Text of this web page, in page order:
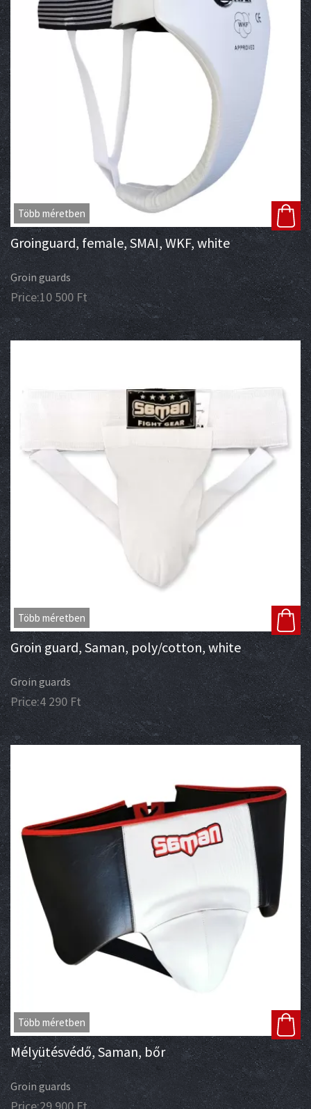
Több méretben
Groinguard, female, SMAI, WKF, white
Groin guards
Price:10 500 Ft
Több méretben
Groin guard, Saman, poly/cotton, white
Groin guards
Price:4 290Ft
Több méretben
Mélyütésvédő, Saman, bőr
Groin guards